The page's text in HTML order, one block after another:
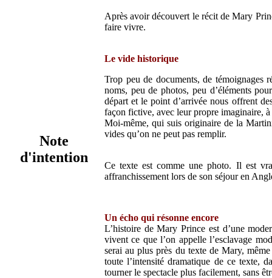
Note
d'intention
Après avoir découvert le récit de Mary
faire vivre.
Le vide historique
Trop peu de documents, de témoignages
noms, peu de photos, peu d’éléments
départ et le point d’arrivée nous offrent
façon fictive, avec leur propre imaginaire,
Moi-même, qui suis originaire de la
vides qu’on ne peut pas remplir.
Ce texte est comme une photo. Il est
affranchissement lors de son séjour en
Un écho qui résonne encore
L’histoire de Mary Prince est d’une
vivent ce que l’on appelle l’esclavage
serai au plus près du texte de Mary,
toute l’intensité dramatique de ce texte,
tourner le spectacle plus facilement, sans